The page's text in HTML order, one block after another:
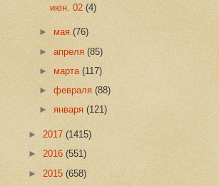
июн. 02 (4)
►мая(76)
►апреля(85)
► марта(117)
►февраля(88)
►января(121)
► 2017 (1415)
► 2016 (551)
► 2015 (658)